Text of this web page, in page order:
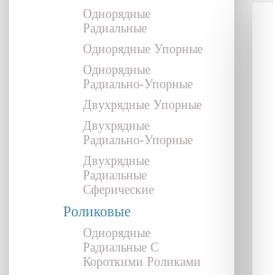
Однорядные
Радиальные
Однорядные Упорные
Однорядные
Радиально-Упорные
Двухрядные Упорные
Двухрядные
Радиально-Упорные
Двухрядные
Радиальные
Сферические
Роликовые
Однорядные
Радиальные С
Короткими Роликами